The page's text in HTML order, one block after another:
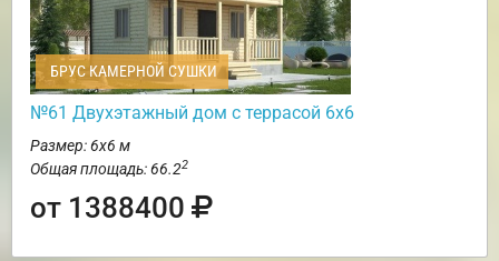
БРУС КАМЕРНОЙ СУШКИ
№61 Двухэтажный дом с террасой 6х6
Размер: 6х6 м
Общая площадь: 66.22
от 1388400